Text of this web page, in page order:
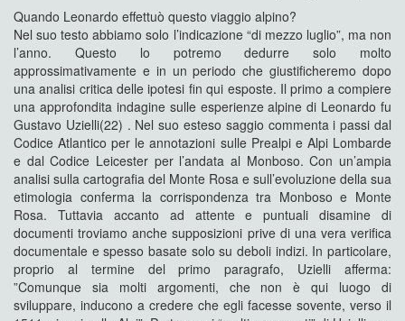
Quando Leonardo effettuò questo viaggio alpino?
Nel suo testo abbiamo solo l’indicazione “di mezzo luglio”, ma non
l’anno. Questo lo potremo dedurre solo molto
approssimativamente e in un periodo che giustificheremo dopo
una analisi critica delle ipotesi fin qui esposte. Il primo a compiere
una approfondita indagine sulle esperienze alpine di Leonardo fu
Gustavo Uzielli(22) . Nel suo esteso saggio commenta i passi dal
Codice Atlantico per le annotazioni sulle Prealpi e Alpi Lombarde
e dal Codice Leicester per l’andata al Monboso. Con un’ampia
analisi sulla cartografia del Monte Rosa e sull’evoluzione della sua
etimologia conferma la corrispondenza tra Monboso e Monte
Rosa. Tuttavia accanto ad attente e puntuali disamine di
documenti troviamo anche supposizioni prive di una vera verifica
documentale e spesso basate solo su deboli indizi. In particolare,
proprio al termine del primo paragrafo, Uzielli afferma:
”Comunque sia molti argomenti, che non è qui luogo di
sviluppare, inducono a credere che egli facesse sovente, verso il